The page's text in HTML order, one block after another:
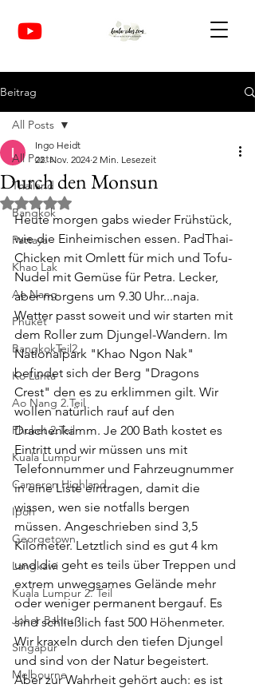
Beitrag
All Posts
Thailand
Bangkok
Pattaya
Khao Lak
Ao Nang
Phuket
BangkokTeil2
Ko Lanta
Ao Nang 2.Teil
Phuket 2.Teil
Kuala Lumpur
Cameron Highland
Ipoh
Georgetown
Langkawi
Kuala Lumpur 2. Teil
Johor Bahru
Singapur
Melbourne
All Posts
Durch den Monsun
Ingo Heidt
22. Nov. 2024 2 Min. Lesezeit
Mit NaN von 5 Sternen bewertet.
Heute morgen gabs wieder Frühstück,
wie die Einheimischen essen. PadThai-
Chicken mit Omlett für mich und Tofu-
Nudel mit Gemüse für Petra. Lecker,
aber morgens um 9.30 Uhr...naja.
Wetter passt soweit und wir starten mit
dem Roller zum Djungel-Wandern. Im
Nationalpark "Khao Ngon Nak"
befindet sich der Berg "Dragons
Crest" den es zu erklimmen gilt. Wir
wollen natürlich rauf auf den
Drachenkamm. Je 200 Bath kostet es
Eintritt und wir müssen uns mit
Telefonnummer und Fahrzeugnummer
in eine Liste eintragen, damit die
wissen, wen sie notfalls bergen
müssen. Angeschrieben sind 3,5
Kilometer. Letztlich sind es gut 4 km
und die geht es teils über Treppen und
extrem unwegsames Gelände mehr
oder weniger permanent bergauf. Es
sind schließlich fast 500 Höhenmeter.
Wir kraxeln durch den tiefen Djungel
und sind von der Natur begeistert.
Aber zur Wahrheit gehört auch: es ist